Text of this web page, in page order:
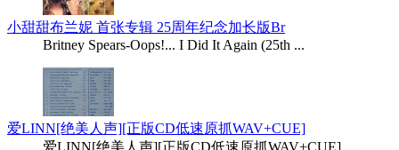
小甜甜布兰妮 首张专辑 25周年纪念加长版Br
Britney Spears-Oops!... I Did It Again (25th ...
爱LINN[绝美人声][正版CD低速原抓WAV+CUE]